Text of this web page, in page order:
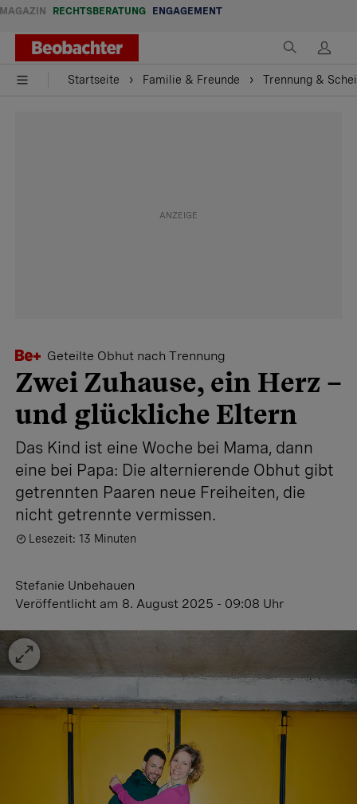
MAGAZIN RECHTSBERATUNG ENGAGEMENT
Startseite Familie & Freunde Trennung &
Geteilte Obhut nach Trennung
Zwei Zuhause, ein Herz –
und glückliche Eltern
Das Kind ist eine Woche bei Mama, dann
eine bei Papa: Die alternierende Obhut gibt
getrennten Paaren neue Freiheiten, die
nicht getrennte vermissen.
Lesezeit: 13 Minuten
Stefanie Unbehauen
Veröffentlicht am 8. August 2025 - 09:08 Uhr